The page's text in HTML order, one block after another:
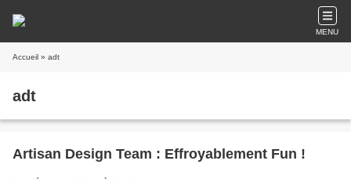
MENU
Accueil » adt
adt
Artisan Design Team : Effroyablement Fun !